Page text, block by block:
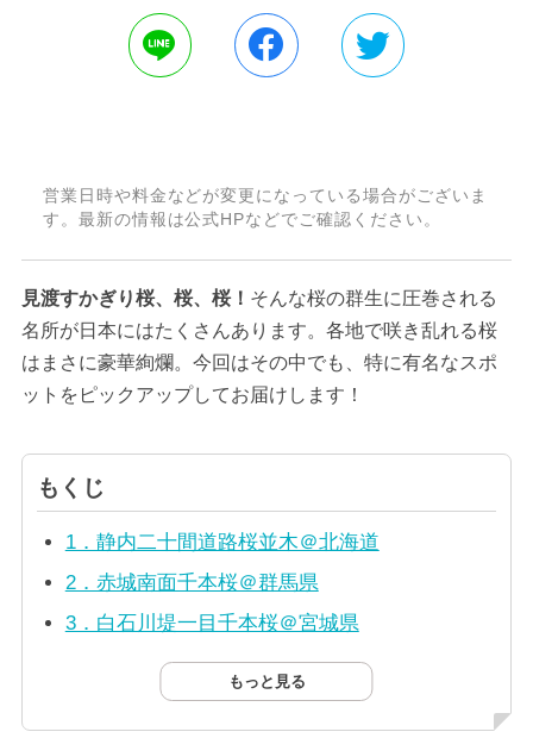
営業日時や料金などが変更になっている場合がございま
す。最新の情報は公式HPなどでご確認ください。
見渡すかぎり桜、桜、桜！ そんな桜の群生に圧巻される
名所が日本にはたくさんあります。各地で咲き乱れる桜
はまさに豪華絢爛。今回はその中でも、特に有名なスポ
ットをピックアップしてお届けします！
もくじ
1．静内二十間道路桜並木＠北海道
2．赤城南面千本桜＠群馬県
3．白石川堤一目千本桜＠宮城県
もっと見る